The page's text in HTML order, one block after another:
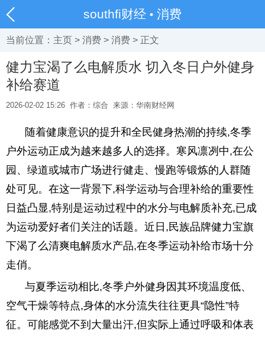
southfi财经 消费
当前位置： 主页 > 消费 > 消费 > 正文
健力宝渴了么电解质水 切入冬日户外健身
补给赛道
2026-02-02 15:26 作者：综合 来源：华南财经网
随着健康意识的提升和全民健身热潮的持续,冬季
户外运动正成为越来越多人的选择。寒风凛冽中,在公
园、绿道或城市广场进行健走、慢跑等锻炼的人群随
处可见。在这一背景下,科学运动与合理补给的重要性
日益凸显,特别是运动过程中的水分与电解质补充,已成
为运动爱好者们关注的话题。近日,民族品牌健力宝旗
下渴了么清爽电解质水产品,在冬季运动补给市场十分
走俏。
与夏季运动相比,冬季户外健身因其环境温度低、
空气干燥等特点,身体的水分流失往往更具“隐性”特
征。可能感觉不到大量出汗,但实际上通过呼吸和体表